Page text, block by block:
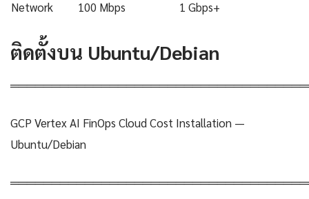
Network 100 Mbps 1 Gbps+
ติดตั้งบน Ubuntu/Debian
GCP Vertex AI FinOps Cloud Cost Installation —
Ubuntu/Debian